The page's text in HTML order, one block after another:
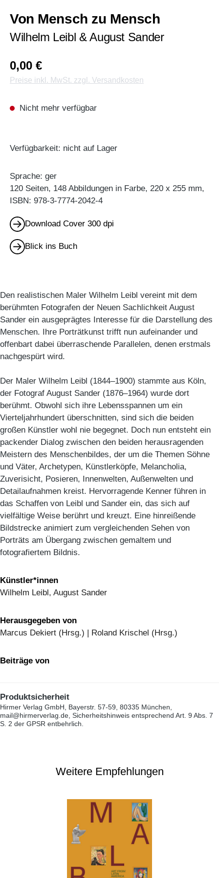
Von Mensch zu Mensch
Wilhelm Leibl & August Sander
0,00 €
Preise inkl. MwSt. zzgl. Versandkosten
Nicht mehr verfügbar
Verfügbarkeit: nicht auf Lager
Sprache: ger
120 Seiten, 148 Abbildungen in Farbe, 220 x 255 mm,
ISBN: 978-3-7774-2042-4
Download Cover 300 dpi
Blick ins Buch
Den realistischen Maler Wilhelm Leibl vereint mit dem
berühmten Fotografen der Neuen Sachlichkeit August
Sander ein ausgeprägtes Interesse für die Darstellung des
Menschen. Ihre Porträtkunst trifft nun aufeinander und
offenbart dabei überraschende Parallelen, denen erstmals
nachgespürt wird.
Der Maler Wilhelm Leibl (1844–1900) stammte aus Köln,
der Fotograf August Sander (1876–1964) wurde dort
berühmt. Obwohl sich ihre Lebensspannen um ein
Vierteljahrhundert überschnitten, sind sich die beiden
großen Künstler wohl nie begegnet. Doch nun entsteht ein
packender Dialog zwischen den beiden herausragenden
Meistern des Menschenbildes, der um die Themen Söhne
und Väter, Archetypen, Künstlerköpfe, Melancholia,
Zuverisicht, Posieren, Innenwelten, Außenwelten und
Detailaufnahmen kreist. Hervorragende Kenner führen in
das Schaffen von Leibl und Sander ein, das sich auf
vielfältige Weise berührt und kreuzt. Eine hinreißende
Bildstrecke animiert zum vergleichenden Sehen von
Porträts am Übergang zwischen gemaltem und
fotografiertem Bildnis.
Künstler*innen
Wilhelm Leibl, August Sander
Herausgegeben von
Marcus Dekiert (Hrsg.) | Roland Krischel (Hrsg.)
Beiträge von
Produktsicherheit
Hirmer Verlag GmbH, Bayerstr. 57-59, 80335 München,
mail@hirmerverlag.de, Sicherheitshinweis entsprechend Art. 9 Abs. 7
S. 2 der GPSR entbehrlich.
Weitere Empfehlungen